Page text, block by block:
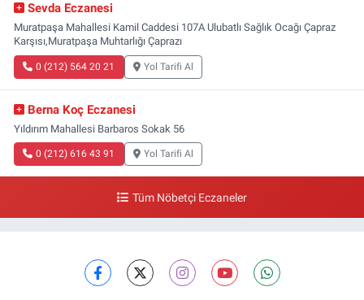
Sevda Eczanesi
Muratpaşa Mahallesi Kamil Caddesi 107A Ulubatlı Sağlık Ocağı Çapraz
Karşısı,Muratpaşa Muhtarlığı Çaprazı
0 (212) 564 20 21 Yol Tarifi Al
Berna Koç Eczanesi
Yıldırım Mahallesi Barbaros Sokak 56
0 (212) 616 43 91 Yol Tarifi Al
Tüm Nöbetçi Eczaneler